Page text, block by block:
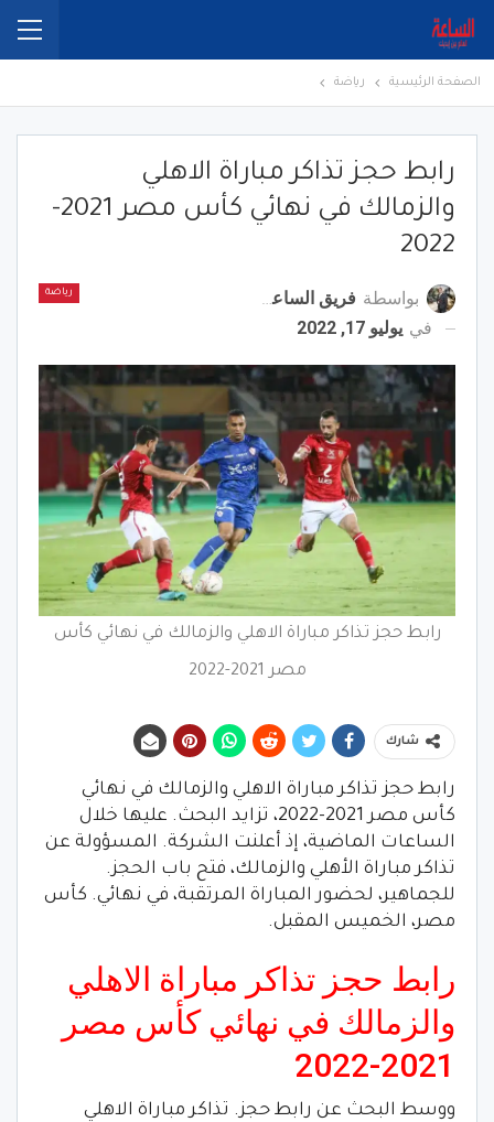
الصفحة الرئيسية رياضة
رابط حجز تذاكر مباراة الاهلي
والزمالك في نهائي كأس مصر 2021-
2022
رياضة بواسطة فريق الساعة برس
في يوليو 17, 2022
رابط حجز تذاكر مباراة الاهلي والزمالك في نهائي كأس
مصر 2021-2022
شارك
رابط حجز تذاكر مباراة الاهلي والزمالك في نهائي
كأس مصر 2021-2022، تزايد البحث. عليها خلال
الساعات الماضية، إذ أعلنت الشركة. المسؤولة عن
تذاكر مباراة الأهلي والزمالك، فتح باب الحجز.
للجماهير، لحضور المباراة المرتقبة، في نهائي. كأس
مصر، الخميس المقبل.
رابط حجز تذاكر مباراة الاهلي
والزمالك في نهائي كأس مصر
2021-2022
ووسط البحث عن رابط حجز. تذاكر مباراة الاهلي